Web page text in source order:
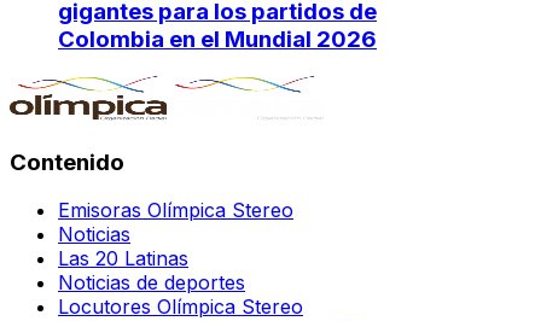
gigantes para los partidos de
Colombia en el Mundial 2026
Contenido
Emisoras Olímpica Stereo
Noticias
Las 20 Latinas
Noticias de deportes
Locutores Olímpica Stereo